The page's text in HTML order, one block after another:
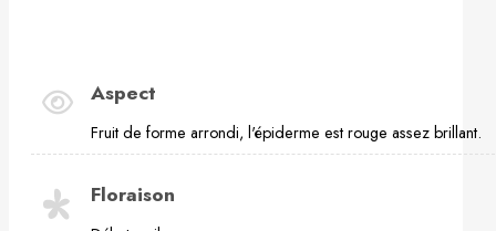
Aspect
Fruit de forme arrondi, l'épiderme est rouge assez brillant.
Floraison